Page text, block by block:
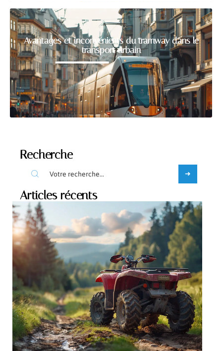
Avantages et inconvénients du tramway dans le
transport urbain
Recherche
Articles récents